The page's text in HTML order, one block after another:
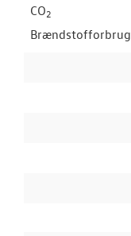
CO2
Brændstofforbrug